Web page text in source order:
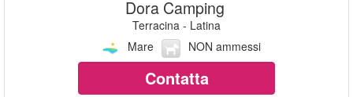
Dora Camping
Terracina - Latina
Mare
NON ammessi
Contatta